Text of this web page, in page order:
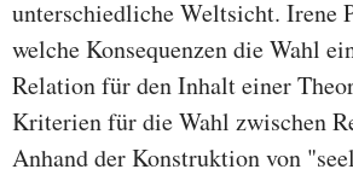
unterschiedliche Weltsicht. Irene
welche Konsequenzen die Wahl
Relation für den Inhalt einer
Kriterien für die Wahl zwischen
Anhand der Konstruktion von